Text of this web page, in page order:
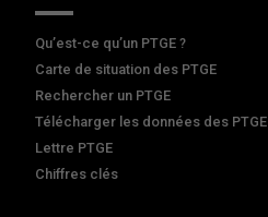
Qu’est-ce qu’un PTGE ?
Carte de situation des PTGE
Rechercher un PTGE
Télécharger les données des PTGE
Lettre PTGE
Chiffres clés